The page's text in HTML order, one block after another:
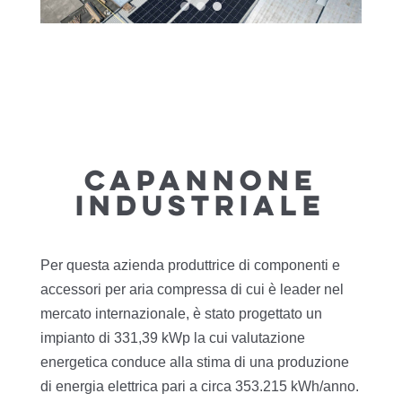
CAPANNONE
INDUSTRIALE
Per questa azienda produttrice di componenti e
accessori per aria compressa di cui è leader nel
mercato internazionale, è stato progettato un
impianto di 331,39 kWp la cui valutazione
energetica conduce alla stima di una produzione
di energia elettrica pari a circa 353.215 kWh/anno.